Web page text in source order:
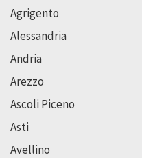
Agrigento
Alessandria
Andria
Arezzo
Ascoli Piceno
Asti
Avellino